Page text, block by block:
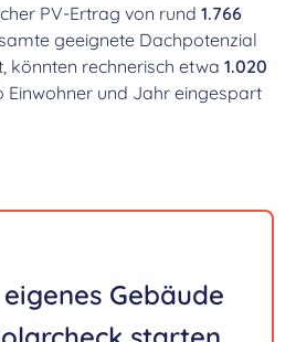
PV-Ertrag von rund 1.766
geeignete Dachpotenzial
könnten rechnerisch etwa 1.020
und Jahr eingespart
Gebäude